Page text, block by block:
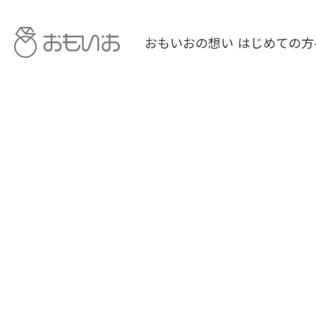
おもいおの想い はじめての